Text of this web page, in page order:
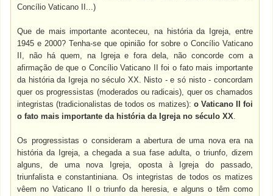
Concílio Vaticano II...)
Que de mais importante aconteceu, na história da Igreja, entre
1945 e 2000? Tenha-se que opinião for sobre o Concílio Vaticano
II, não há quem, na Igreja e fora dela, não concorde com a
afirmação de que o Concílio Vaticano II foi o fato mais importante
da história da Igreja no século XX. Nisto - e só nisto - concordam
quer os progressistas (moderados ou radicais), quer os chamados
integristas (tradicionalistas de todos os matizes): o Vaticano II foi
o fato mais importante da história da Igreja no século XX.
Os progressistas o consideram a abertura de uma nova era na
história da Igreja, a chegada a sua fase adulta, o triunfo, dizem
alguns, de uma nova Igreja, oposta à Igreja do passado,
triunfalista e constantiniana. Os integristas de todos os matizes
vêem no Vaticano II o triunfo da heresia, e alguns o têm como